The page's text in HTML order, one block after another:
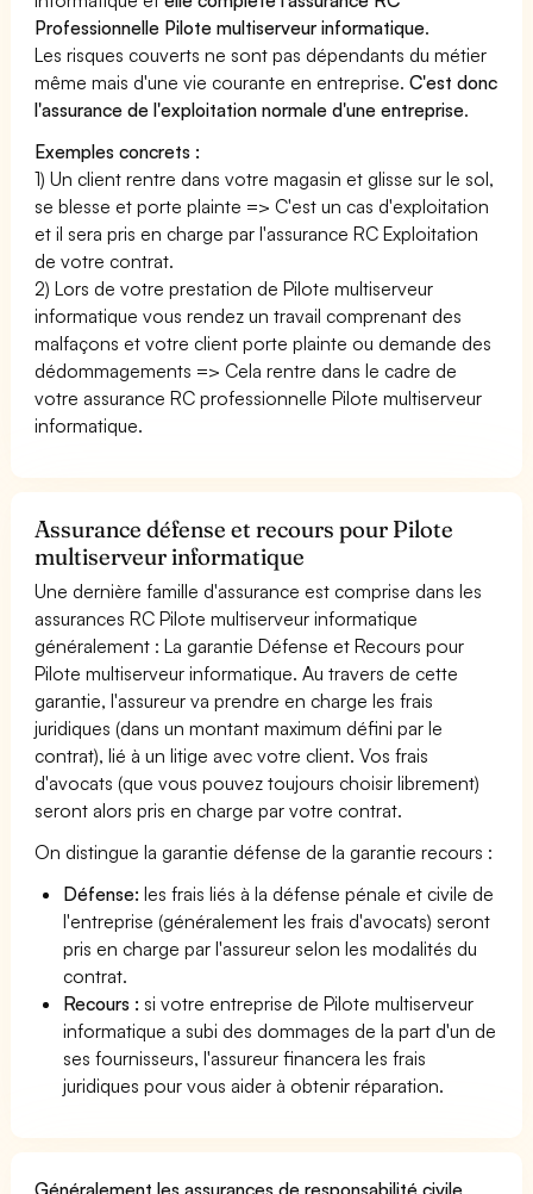
Professionnelle Pilote multiserveur informatique.
Les risques couverts ne sont pas dépendants du métier
même mais d'une vie courante en entreprise.C'est donc
l'assurance de l'exploitation normale d'une entreprise.
Exemples concrets :
1) Un client rentre dans votre magasin et glisse sur le sol,
se blesse et porte plainte => C'est un cas d'exploitation
et il sera pris en charge par l'assurance RC Exploitation
de votre contrat.
2) Lors de votre prestation de Pilote multiserveur
informatique vous rendez un travail comprenant des
malfaçons et votre client porte plainte ou demande des
dédommagements => Cela rentre dans le cadre de
votre assurance RC professionnelle Pilote multiserveur
informatique.
Assurance défense et recours pour Pilote
multiserveur informatique
Une dernière famille d'assurance est comprise dans les
assurances RC Pilote multiserveur informatique
généralement : La garantie Défense et Recours pour
Pilote multiserveur informatique. Au travers de cette
garantie, l'assureur va prendre en charge les frais
juridiques (dans un montant maximum défini par le
contrat), lié à un litige avec votre client. Vos frais
d'avocats (que vous pouvez toujours choisir librement)
seront alors pris en charge par votre contrat.
On distingue la garantie défense de la garantie recours :
Défense: les frais liés à la défense pénale et civile de
l'entreprise (généralement les frais d'avocats) seront
pris en charge par l'assureur selon les modalités du
contrat.
Recours : si votre entreprise de Pilote multiserveur
informatique a subi des dommages de la part d'un de
ses fournisseurs, l'assureur financera les frais
juridiques pour vous aider à obtenir réparation.
Généralement les assurances de responsabilité civile